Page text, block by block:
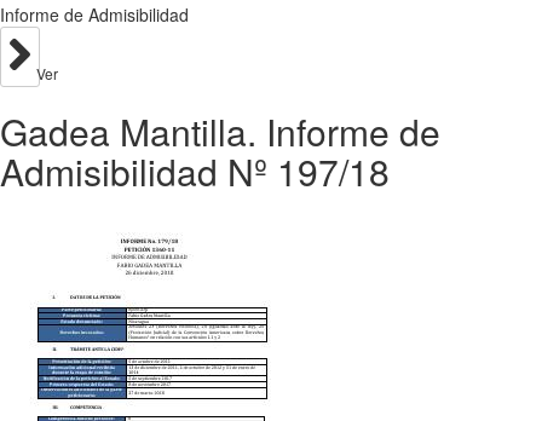
Informe de Admisibilidad
Ver
Gadea Mantilla. Informe de
Admisibilidad Nº 197/18